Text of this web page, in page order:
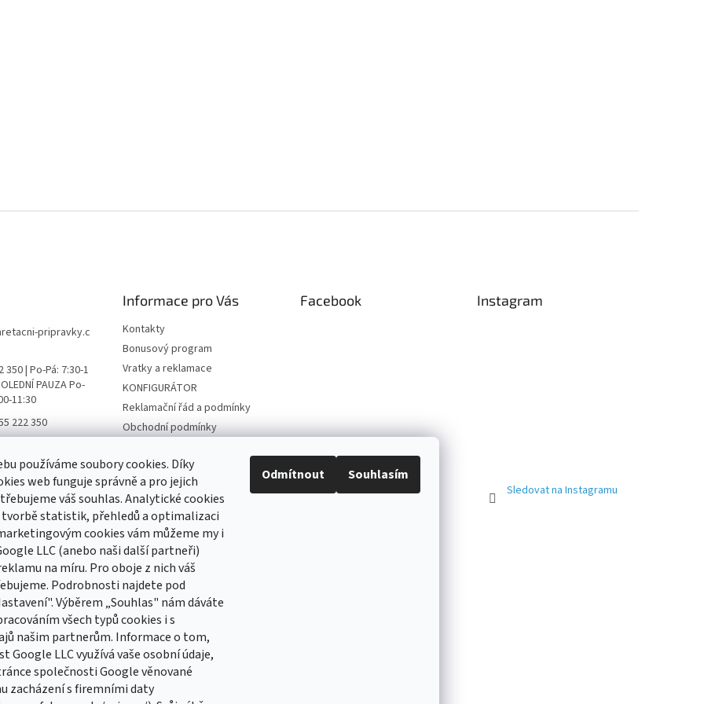
používáme soubory cookies. Díky
web funguje správně a pro jejich
váš souhlas. Analytické cookies
tvorbě statistik, přehledů a optimalizaci
cookies vám můžeme my i
LLC (anebo naši další partneři)
na míru. Pro oboje z nich váš
Podrobnosti najdete pod
Výběrem „Souhlas" nám dáváte
všech typů cookies i s
našim partnerům. Informace o tom,
Google LLC využívá vaše osobní údaje,
společnosti Google věnované
zacházení s firemními daty
Odmítnout Souhlasím
pripravky.c
350 | Po-Pá: 7:30-1
PAUZA Po-
11:30
222 350
Informace pro Vás
Kontakty
Bonusový program
Vratky a reklamace
KONFIGURÁTOR
Reklamační řád a podmínky
Obchodní podmínky
údajů
Hodnocení obchodu
Facebook Instagram
Sledovat na Instagramu
newsletter
mail a my vám budeme zasílat informace o nových
našem e-shopu.
mailu souhlasíte spodmínkami ochrany osobních